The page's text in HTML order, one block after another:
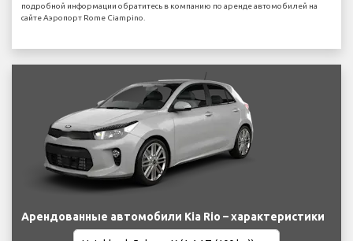
подробной информации обратитесь в компанию по аренде автомобилей на
сайте Аэропорт Rome Ciampino.
Арендованные автомобили Kia Rio – характеристики